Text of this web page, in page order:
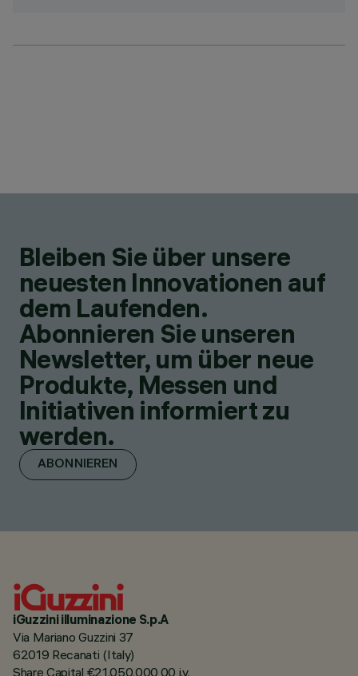
Bleiben Sie über unsere
neuesten Innovationen auf
dem Laufenden.
Abonnieren Sie unseren
Newsletter, um über neue
Produkte, Messen und
Initiativen informiert zu
werden.
ABONNIEREN
iGuzzini illuminazione S.p.A
Via Mariano Guzzini 37
62019 Recanati (Italy)
Share Capital €21.050.000,00 i.v.